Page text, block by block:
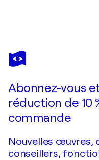
MARC CHAGALL
La Bible, Jonas et le
Abonnez-vous
réduction de 10
commande
Nouvelles œuvres,
conseillers,